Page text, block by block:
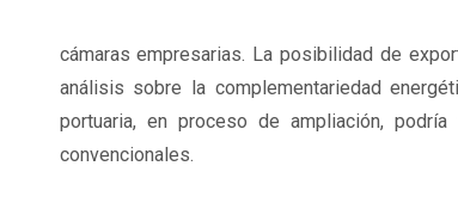
cámaras empresarias. La posibilidad de
análisis sobre la complementariedad
portuaria, en proceso de ampliación,
convencionales.